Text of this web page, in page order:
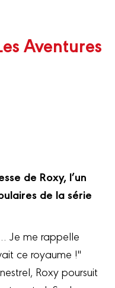
Aventures
de Roxy, l’un
de la série
Je me rappelle
ce royaume !"
Roxy poursuit